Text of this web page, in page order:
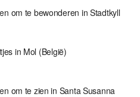
om te bewonderen in Stadtkyll
in Mol (België)
om te zien in Santa Susanna